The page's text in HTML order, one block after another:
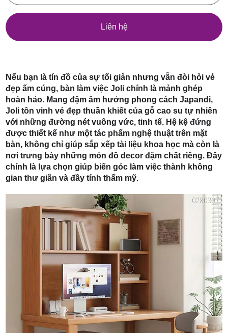
huyện
Hóc Môn,
TP. HCM
Liên hệ
Nếu bạn là tín đồ của sự tối giản nhưng vẫn đòi hỏi vẻ
đẹp ấm cúng, bàn làm việc Joli chính là mảnh ghép
hoàn hảo. Mang đậm âm hưởng phong cách Japandi,
Joli tôn vinh vẻ đẹp thuần khiết của gỗ cao su tự nhiên
với những đường nét vuông vức, tinh tế. Hệ kệ đứng
được thiết kế như một tác phẩm nghệ thuật trên mặt
bàn, không chỉ giúp sắp xếp tài liệu khoa học mà còn là
nơi trưng bày những món đồ decor đậm chất riêng. Đây
chính là lựa chọn giúp biến góc làm việc thành không
gian thư giãn và đầy tính thẩm mỹ.